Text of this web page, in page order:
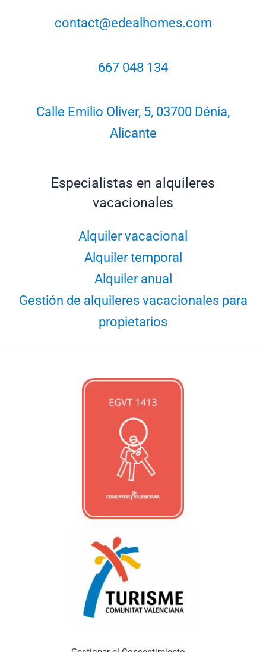
contact@edealhomes.com
667 048 134
Calle Emilio Oliver, 5, 03700 Dénia,
Alicante
Especialistas en alquileres
vacacionales
Alquiler vacacional
Alquiler temporal
Alquiler anual
Gestión de alquileres vacacionales para
propietarios